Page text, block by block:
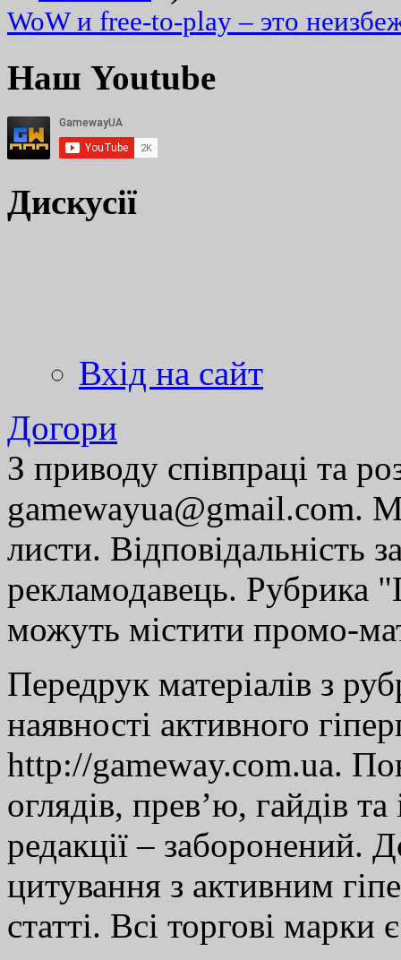
WoW и free-to-play – это
Наш Youtube
Дискусії
Вхід на сайт
Догори
З приводу співпраці та
gamewayua@gmail.com.
листи. Відповідальність
рекламодавець. Рубрика
можуть містити промо-
Передрук матеріалів з
наявності активного
http://gameway.com.ua.
оглядів, прев’ю, гайдів
редакції – заборонений.
цитування з активним
статті. Всі торгові марки